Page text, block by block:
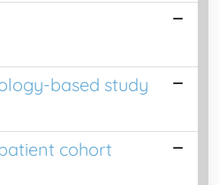
based study
cohort